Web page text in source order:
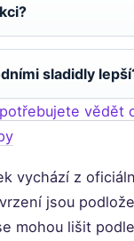
sladidly
vědět
vychází z
jsou
mohou lišit